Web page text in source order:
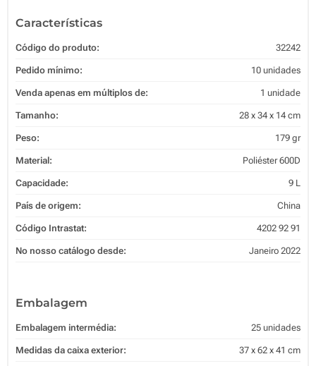
Características
Código do produto: 32242
Pedido mínimo: 10 unidades
Venda apenas em múltiplos de: 1 unidade
Tamanho: 28 x 34 x 14 cm
Peso: 179 gr
Material: Poliéster 600D
Capacidade: 9 L
País de origem: China
Código Intrastat: 4202 92 91
No nosso catálogo desde: Janeiro 2022
Embalagem
Embalagem intermédia: 25 unidades
Medidas da caixa exterior: 37 x 62 x 41 cm